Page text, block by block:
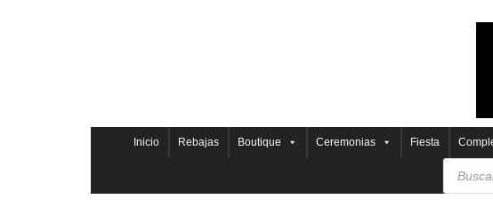
Inicio Rebajas Boutique Ceremonias Fiesta